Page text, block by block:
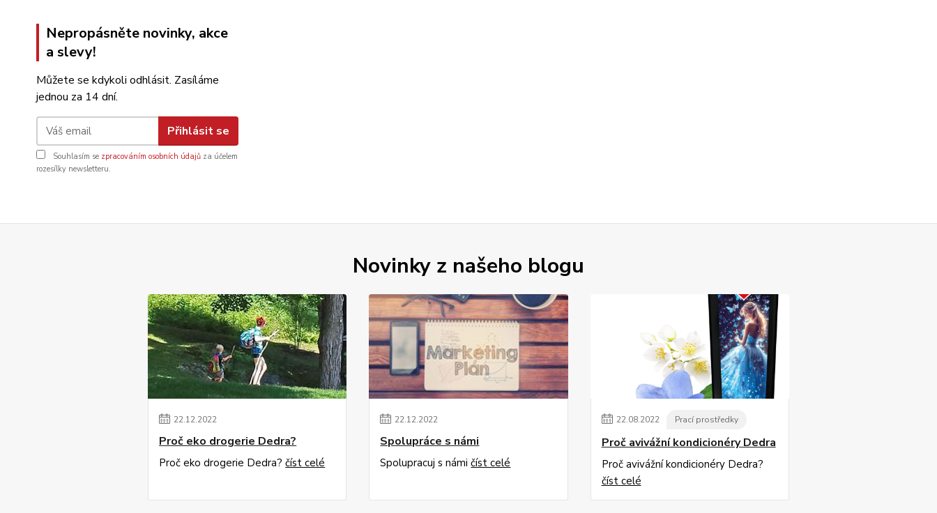
Nepropásněte novinky, akce
a slevy!
Můžete se kdykoli odhlásit. Zasíláme
jednou za 14 dní.
Přihlásit se
Souhlasím se zpracováním osobních údajů za účelem
rozesílky newsletteru.
Novinky z našeho blogu
22.12.2022
Proč eko drogerie Dedra?
Proč eko drogerie Dedra?číst celé
22.12.2022
Spolupráce s námi
Spolupracuj s námičíst celé
22.08.2022 Prací prostředky
Proč avivážní kondicionéry Dedra
Proč avivážní kondicionéry Dedra?
číst celé